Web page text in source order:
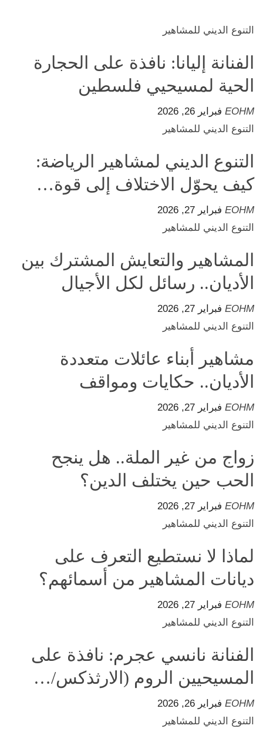
التنوع الديني للمشاهير
الفنانة إليانا: نافذة على الحجارة
الحية لمسيحيي فلسطين
EOHM فبراير 26, 2026
التنوع الديني للمشاهير
التنوع الديني لمشاهير الرياضة:
كيف يحوّل الاختلاف إلى قوة…
EOHM فبراير 27, 2026
التنوع الديني للمشاهير
المشاهير والتعايش المشترك بين
الأديان.. رسائل لكل الأجيال
EOHM فبراير 27, 2026
التنوع الديني للمشاهير
مشاهير أبناء عائلات متعددة
الأديان.. حكايات ومواقف
EOHM فبراير 27, 2026
التنوع الديني للمشاهير
زواج من غير الملة.. هل ينجح
الحب حين يختلف الدين؟
EOHM فبراير 27, 2026
التنوع الديني للمشاهير
لماذا لا نستطيع التعرف على
ديانات المشاهير من أسمائهم؟
EOHM فبراير 27, 2026
التنوع الديني للمشاهير
الفنانة نانسي عجرم: نافذة على
المسيحيين الروم (الارثذكس/…
EOHM فبراير 26, 2026
التنوع الديني للمشاهير